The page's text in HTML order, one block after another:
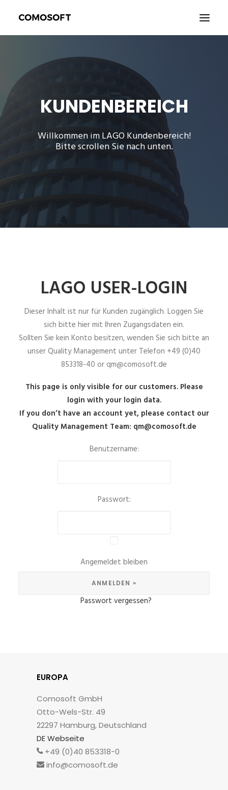
KUNDENBEREICH
KONTAKT
LOGOUT
DEUTSCH
KUNDENBEREICH
Willkommen im LAGO Kundenbereich!
Bitte scrollen Sie nach unten.
LAGO USER-LOGIN
Dieser Inhalt ist nur für Kunden zugänglich. Loggen Sie
sich bitte hier mit Ihren Zugangsdaten ein.
Sollten Sie kein Konto besitzen, wenden Sie sich bitte an
unser Quality Management unter Telefon +49 (0)40
853318-40 or qm@comosoft.de
This page is only visible for our customers. Please
login with your login data.
If you don’t have an account yet, please contact our
Quality Management Team: qm@comosoft.de
Benutzername:
Passwort:
Angemeldet bleiben
Passwort vergessen?
EUROPA
Comosoft GmbH
Otto-Wels-Str. 49
22297 Hamburg, Deutschland
DE Webseite
+49 (0)40 853318-0
info@comosoft.de